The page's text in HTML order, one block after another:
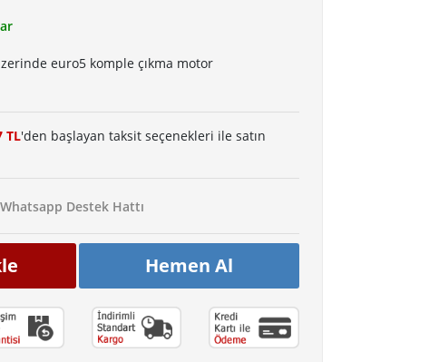
euro5 komple çıkma motor
TL'den başlayan taksit seçenekleri ile satın
Destek Hattı
Hemen Al